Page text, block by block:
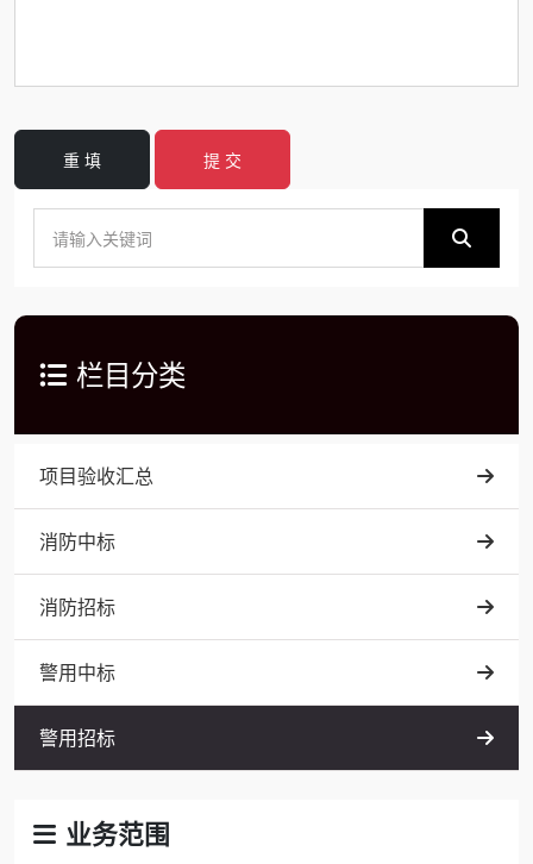
重 填 提 交
栏目分类
项目验收汇总
消防中标
消防招标
警用中标
警用招标
业务范围